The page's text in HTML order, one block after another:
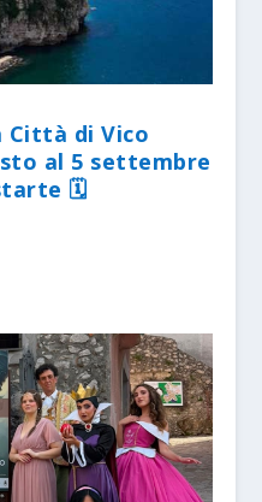
Città di Vico
al 5 settembre
🗓